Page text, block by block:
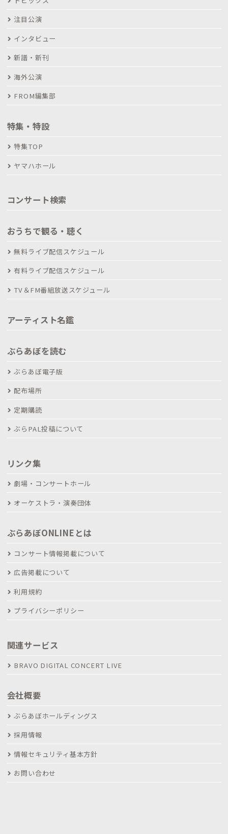
注目公演
インタビュー
新譜・新刊
海外公演
FROM編集部
特集・特設
特集TOP
ヤマハホール
コンサート検索
おうちで観る・聴く
無料ライブ配信スケジュール
有料ライブ配信スケジュール
TV＆FM番組放送スケジュール
アーティスト名鑑
ぶらあぼを読む
ぶらあぼ電子版
配布場所
定期購読
ぶらPAL投稿について
リンク集
劇場・コンサートホール
オーケストラ・演奏団体
ぶらあぼONLINEとは
コンサート情報掲載について
広告掲載について
利用規約
プライバシーポリシー
関連サービス
BRAVO DIGITAL CONCERT LIVE
会社概要
ぶらあぼホールディングス
採用情報
情報セキュリティ基本方針
お問い合わせ